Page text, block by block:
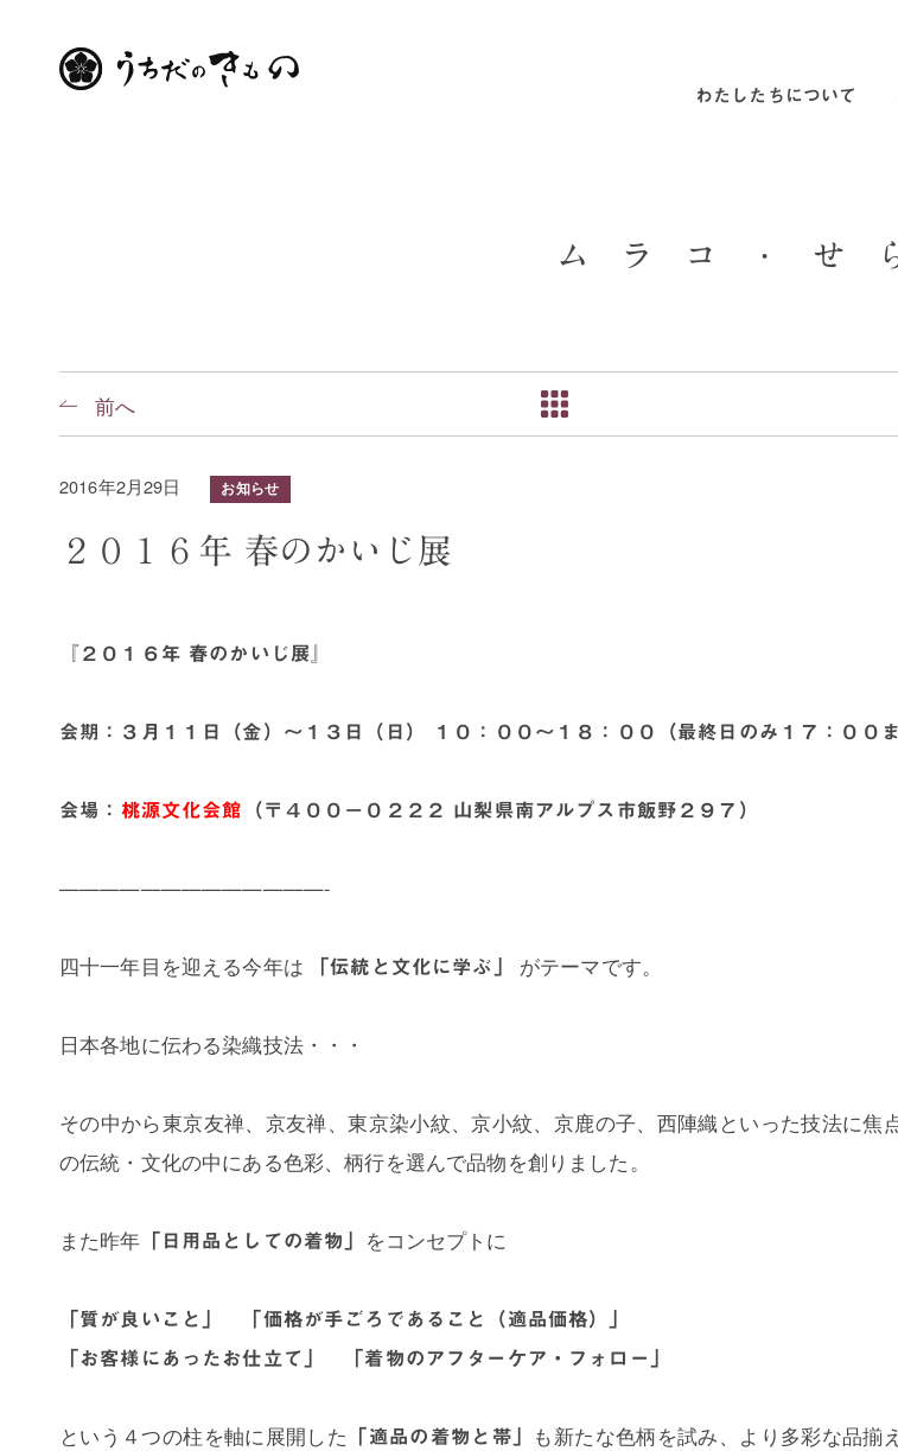
わたしたちについて
せ
・
コ
ラ
ム
前へ
2016年2月29日 お知らせ
２０１６年 春のかいじ展
『２０１６年 春のかいじ展』
会期：３月１１日（金）～１３日（日） １０：００～１８：００（最終日のみ１７：００ま
会場： 桃源文化会館 （〒４００－０２２２ 山梨県南アルプス市飯野２９７ ）
—————————————-
四十一年目を迎える今年は 「伝統と文化に学ぶ」 がテーマです。
日本各地に伝わる染織技法・・・
その中から東京友禅、京友禅、東京染小紋、京小紋、京鹿の子、西陣織といった技法に焦
の伝統・文化の中にある色彩、柄行を選んで品物を創りました。
また昨年 「日用品としての着物」 をコンセプトに
「質が良いこと」 「価格が手ごろであること（適品価格）」
「お客様にあったお仕立て」 「着物のアフターケア・フォロー」
という４つの柱を軸に展開した 「適品の着物と帯」
も新たな色柄を試み、より多彩な品揃